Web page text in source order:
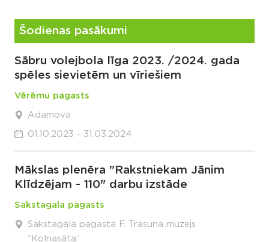
Šodienas pasākumi
Sābru volejbola līga 2023. /2024. gada
spēles sievietēm un vīriešiem
Vērēmu pagasts
Adamova
01.10.2023 - 31.03.2024
Mākslas plenēra "Rakstniekam Jānim
Klīdzējam - 110" darbu izstāde
Sakstagala pagasts
Sakstagala pagasta F. Trasuna muzejs
“Kolnasāta”